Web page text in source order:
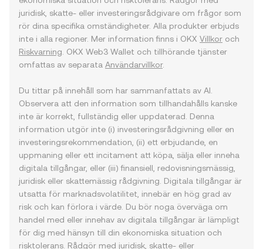
juridisk, skatte- eller investeringsrådgivare om frågor som
rör dina specifika omständigheter. Alla produkter erbjuds
inte i alla regioner. Mer information finns i OKX Villkor och
Riskvarning . OKX Web3 Wallet och tillhörande tjänster
omfattas av separata Användarvillkor.
Du tittar på innehåll som har sammanfattats av AI.
Observera att den information som tillhandahålls kanske
inte är korrekt, fullständig eller uppdaterad. Denna
information utgör inte (i) investeringsrådgivning eller en
investeringsrekommendation, (ii) ett erbjudande, en
uppmaning eller ett incitament att köpa, sälja eller inneha
digitala tillgångar, eller (iii) finansiell, redovisningsmässig,
juridisk eller skattemässig rådgivning. Digitala tillgångar är
utsatta för marknadsvolatilitet, innebär en hög grad av
risk och kan förlora i värde. Du bör noga överväga om
handel med eller innehav av digitala tillgångar är lämpligt
för dig med hänsyn till din ekonomiska situation och
risktolerans. Rådgör med juridisk, skatte- eller